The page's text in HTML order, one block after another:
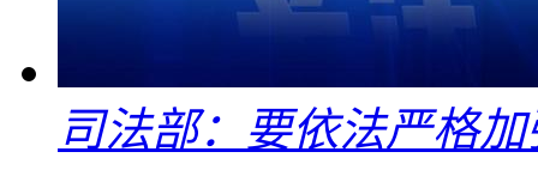
司法部：要依法严格